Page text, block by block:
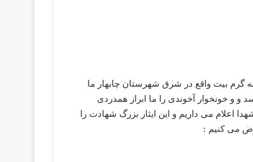
گرم بیت واقع در شرق شهرستان چابهار ما
و خونخوار آخوندی را ما ابراز همدردی
می داریم و این ایثار بزرگ شهادت را
می کنیم :